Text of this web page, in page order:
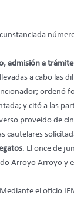
admisión a
a cabo las
ordenó
y citó a las
proveído de
cautelares
. El once de
Arroyo Arroyo y
el oficio